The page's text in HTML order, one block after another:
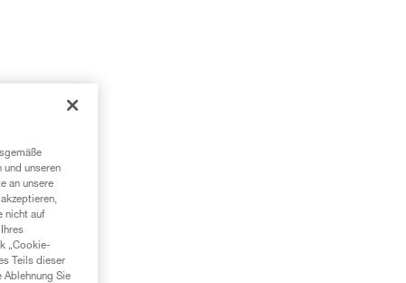
und unseren
an unsere
nicht auf
„Cookie-
Teils dieser
Ablehnung Sie